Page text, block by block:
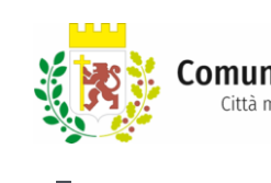
contenuto